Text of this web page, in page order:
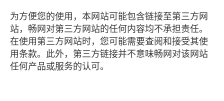
为方便您的使用，本网站可能包含链接至第三方网
站，畅网对第三方网站的任何内容均不承担责任。
在使用第三方网站时，您可能需要查阅和接受其使
用条款。此外，第三方链接并不意味畅网对该网站
任何产品或服务的认可。